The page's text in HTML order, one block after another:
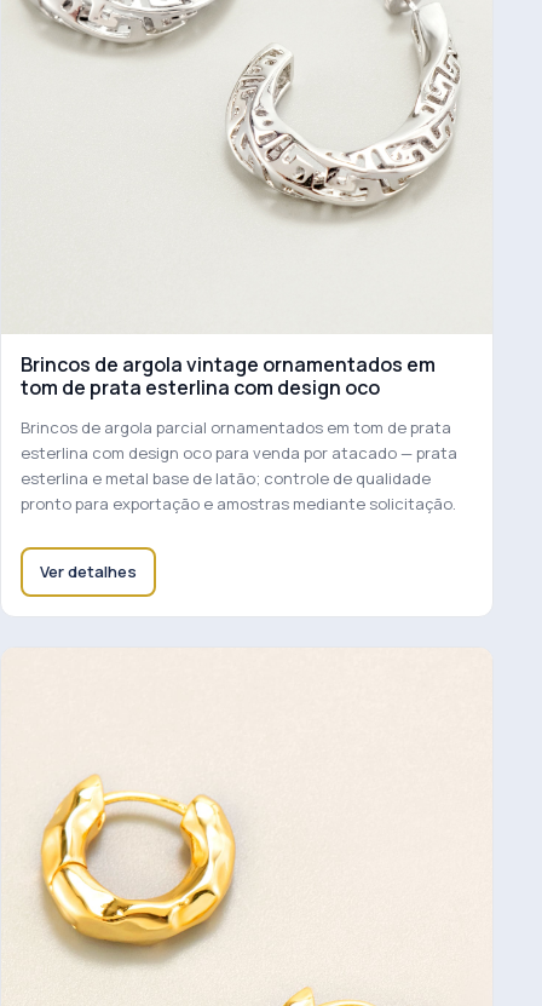
Brincos de argola vintage ornamentados em
tom de prata esterlina com design oco
Brincos de argola parcial ornamentados em tom de prata
esterlina com design oco para venda por atacado — prata
esterlina e metal base de latão; controle de qualidade
pronto para exportação e amostras mediante solicitação.
Ver detalhes